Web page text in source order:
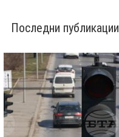
Последни публикации